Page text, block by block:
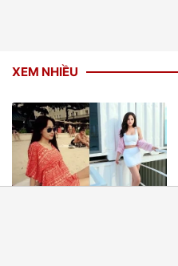
XEM NHIỀU